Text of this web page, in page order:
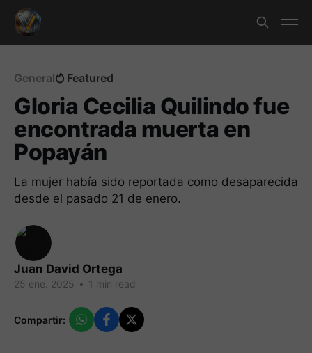
General Featured
Gloria Cecilia Quilindo fue
encontrada muerta en
Popayán
La mujer había sido reportada como desaparecida
desde el pasado 21 de enero.
Juan David Ortega
25 ene. 2025 • 1 min read
Compartir: